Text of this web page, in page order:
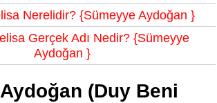
Nerelidir? {Sümeyye Aydoğan }
Gerçek Adı Nedir? {Sümeyye
Aydoğan }
(Duy Beni